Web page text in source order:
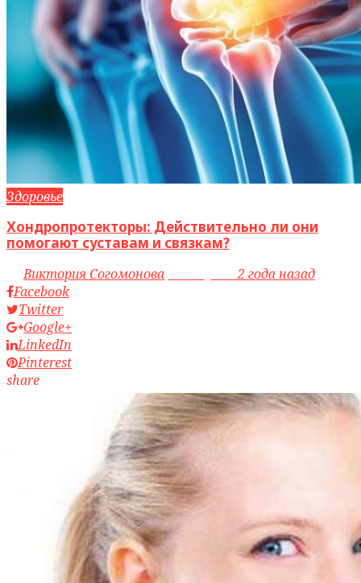
Здоровье
Хондропротекторы: Действительно ли они
помогают суставам и связкам?
byВиктория Согомонова access_time2 года назад
Facebook
Twitter
Google+
LinkedIn
Pinterest
share